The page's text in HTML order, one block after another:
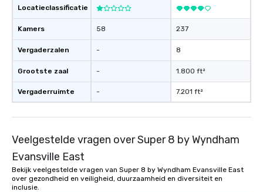
Locatieclassificatie
Kamers
Vergaderzalen
Grootste zaal
Vergaderruimte
58
-
-
-
237
8
1.800 ft²
7.201 ft²
Veelgestelde vragen over Super 8 by Wyndham
Evansville East
Bekijk veelgestelde vragen van Super 8 by Wyndham Evansville East
over gezondheid en veiligheid, duurzaamheid en diversiteit en
inclusie.